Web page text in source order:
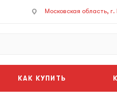
Московская область,
КАК КУПИТЬ